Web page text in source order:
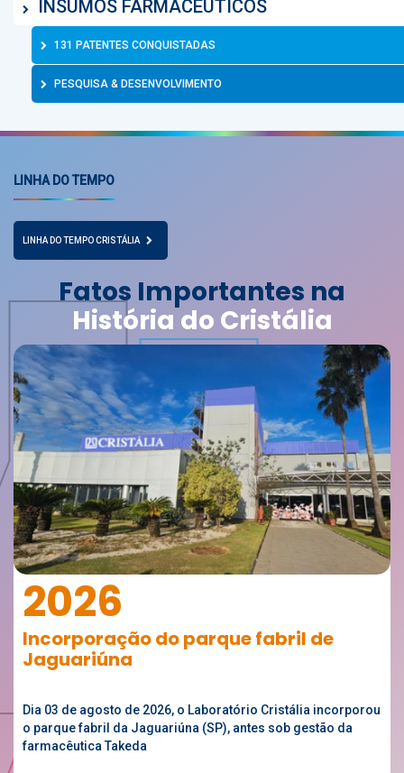
INSUMOS FARMACÊUTICOS
131 PATENTES CONQUISTADAS
PESQUISA & DESENVOLVIMENTO
LINHA DO TEMPO
LINHA DO TEMPO CRISTÁLIA
Fatos Importantes na
História do Cristália
2026
Incorporação do parque fabril de
Jaguariúna
Dia 03 de agosto de 2026, o Laboratório Cristália incorporou
o parque fabril da Jaguariúna (SP), antes sob gestão da
farmacêutica Takeda